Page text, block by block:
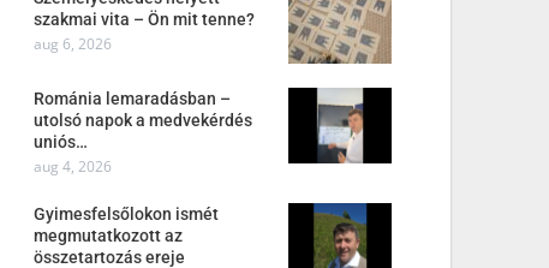
szakmai vita – Ön mit tenne?
aug 6, 2026
Románia lemaradásban –
utolsó napok a medvekérdés
uniós…
aug 4, 2026
Gyimesfelsőlokon ismét
megmutatkozott az
összetartozás ereje